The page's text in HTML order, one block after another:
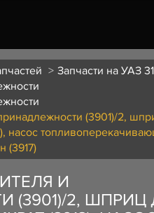
Запчасти на УАЗ
(3901)/2,
насос
(3917)
И
(3901)/2, ШПРИЦ